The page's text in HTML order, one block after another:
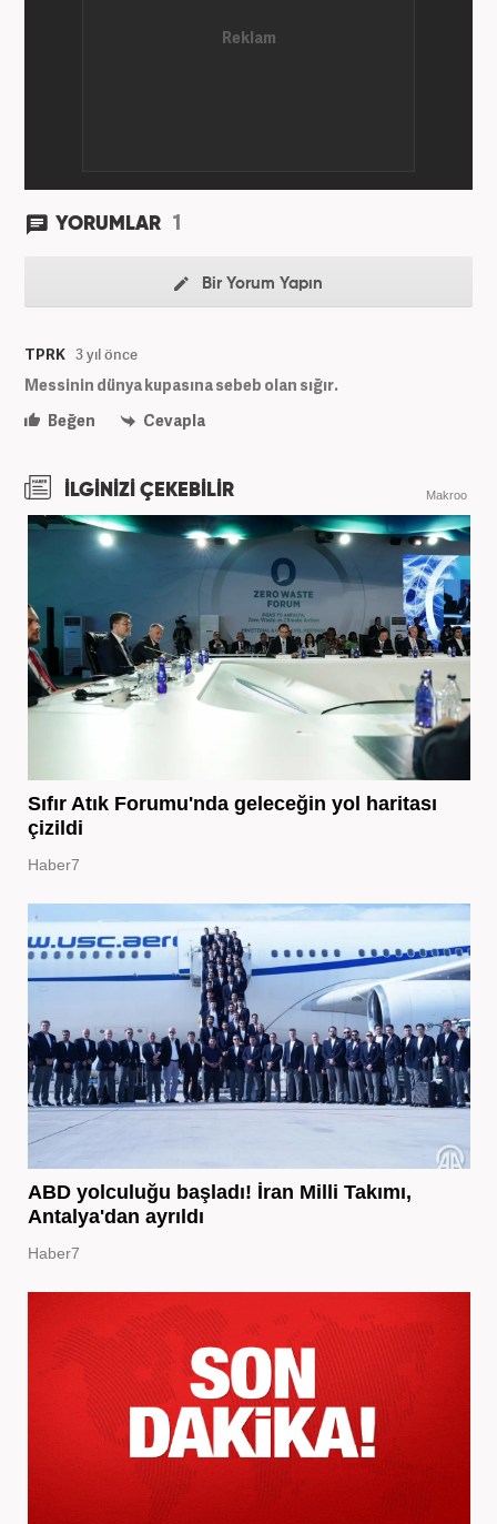
YORUMLAR 1
Bir Yorum Yapın
TPRK 3 yıl önce
Messinin dünya kupasına sebeb olan sığır.
Beğen
Cevapla
İLGİNİZİ ÇEKEBİLİR Makroo
Sıfır Atık Forumu'nda geleceğin yol haritası
çizildi
Haber7
ABD yolculuğu başladı! İran Milli Takımı,
Antalya'dan ayrıldı
Haber7